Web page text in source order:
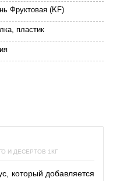
Фруктовая (KF)
пластик
И ДЕСЕРТОВ 1КГ
который добавляется